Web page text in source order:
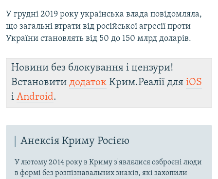
У грудні 2019 року українська влада повідомляла,
що загальні втрати від російської агресії проти
України становлять від 50 до 150 млрд доларів.​
Новини без блокування і цензури!
Встановити додаток Крим.Реалії для iOS
і Android.
Анексія Криму Росією
У лютому 2014 року в Криму з'являлися озброєні люди
в формі без розпізнавальних знаків, які захопили